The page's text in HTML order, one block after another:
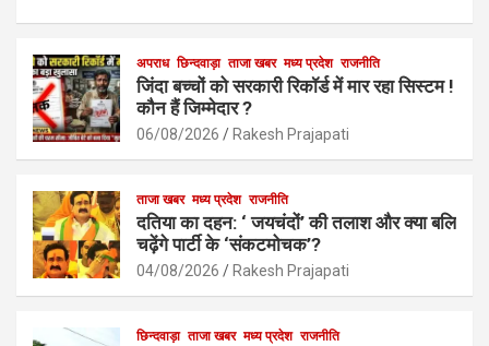
b
o
o
k
s
A
p
p
e
अपराध छिन्दवाड़ा ताजा खबर मध्य प्रदेश राजनीति
जिंदा बच्चों को सरकारी रिकॉर्ड में मार रहा सिस्टम !
कौन हैं जिम्मेदार ?
06/08/2026 Rakesh Prajapati
ताजा खबर मध्य प्रदेश राजनीति
दतिया का दहन: ‘ जयचंदों’ की तलाश और क्या बलि
चढ़ेंगे पार्टी के ‘संकटमोचक’?
04/08/2026 Rakesh Prajapati
छिन्दवाड़ा ताजा खबर मध्य प्रदेश राजनीति